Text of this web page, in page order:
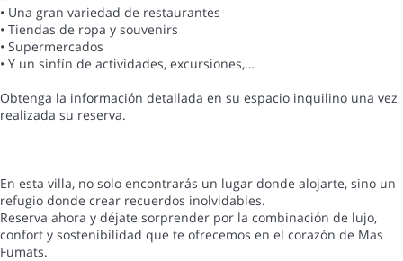
• Una gran variedad de restaurantes
• Tiendas de ropa y souvenirs
• Supermercados
• Y un sinfín de actividades, excursiones,…
Obtenga la información detallada en su espacio inquilino una vez
realizada su reserva.
En esta villa, no solo encontrarás un lugar donde alojarte, sino un
refugio donde crear recuerdos inolvidables.
Reserva ahora y déjate sorprender por la combinación de lujo,
confort y sostenibilidad que te ofrecemos en el corazón de Mas
Fumats.